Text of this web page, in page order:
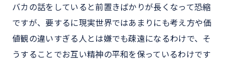
バカの話をしていると前置きばかりが長くなって恐縮
ですが、要するに現実世界ではあまりにも考え方や価
値観の違いすぎる人とは嫌でも疎遠になるわけで、そ
うすることでお互い精神の平和を保っているわけです